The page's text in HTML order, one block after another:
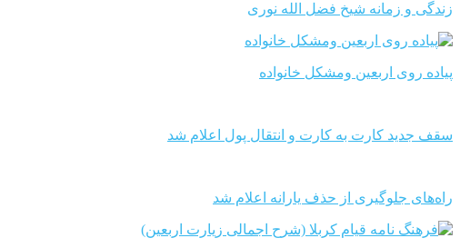
زندگی و زمانه شیخ فضل الله نوری
پیاده روی اربعین ومشکل خانواده
سقف جدید کارت به کارت و انتقال پول اعلام شد
راه‌های جلوگیری از حذف یارانه اعلام شد